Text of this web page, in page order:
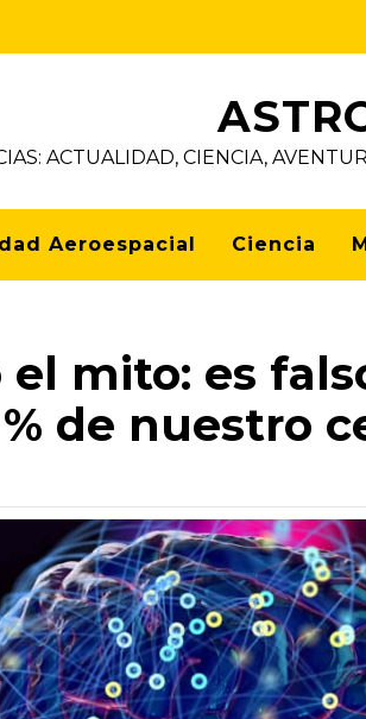
ACTUALIDAD, CIENCIA,
Aeroespacial Ciencia
mito: es
de nuestro